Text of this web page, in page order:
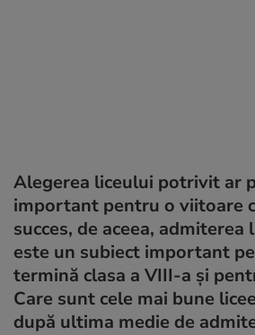
Alegerea liceului potrivit ar
important pentru o viitoare
succes, de aceea, admiterea
este un subiect important
termină clasa a VIII-a și
Care sunt cele mai bune
după ultima medie de